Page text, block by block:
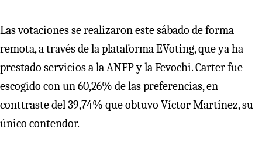
Las votaciones se realizaron este sábado de forma
remota, a través de la plataforma EVoting, que ya ha
prestado servicios a la ANFP y la Fevochi. Carter fue
escogido con un 60,26% de las preferencias, en
conttraste del 39,74% que obtuvo Víctor Martínez, su
único contendor.